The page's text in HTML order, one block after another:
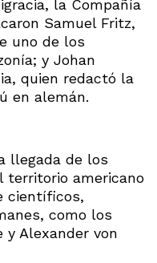
la Compañía
Samuel Fritz,
uno de los
y Johan
quien redactó la
en alemán.
llegada de los
territorio americano
científicos,
como los
y Alexander von